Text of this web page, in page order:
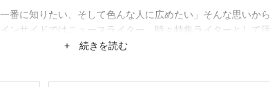
一番に知りたい、そして色んな人に広めたい」そんな思いから
ンサイドではニュースライター、時々特集ライターとして活
から生まれるネットブームにも興味あり。
+ 続きを読む